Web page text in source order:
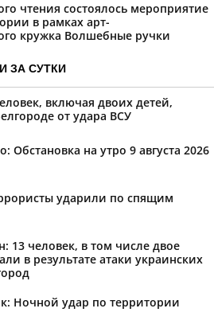
чтения состоялось мероприятие
в рамках арт-
кружка Волшебные ручки
ЗА СУТКИ
включая двоих детей,
от удара ВСУ
Обстановка на утро 9 августа 2026
ударили по спящим
13 человек, в том числе двое
в результате атаки украинских
Ночной удар по территории